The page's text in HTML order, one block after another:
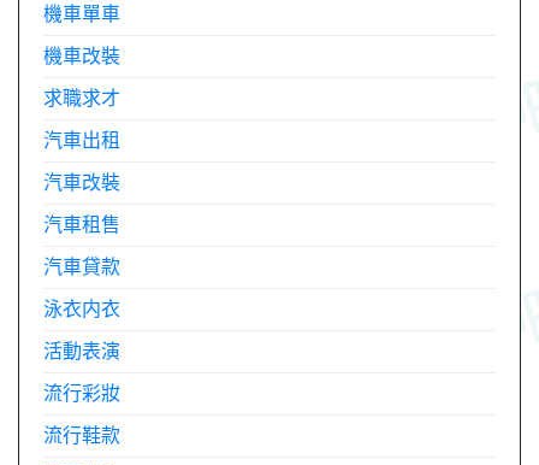
機車單車
機車改裝
求職求才
汽車出租
汽車改裝
汽車租售
汽車貸款
泳衣内衣
活動表演
流行彩妝
流行鞋款